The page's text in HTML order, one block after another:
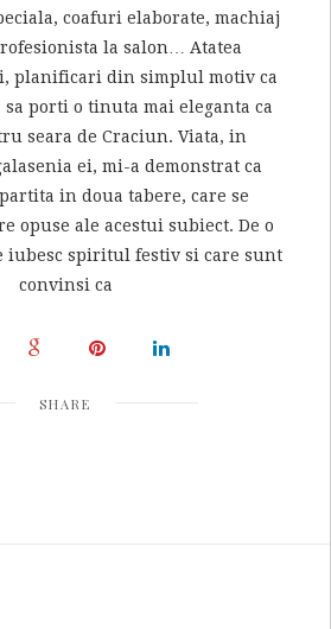
coafuri elaborate, machiaj
la salon… Atatea
planificari din simplul motiv ca
sa porti o tinuta mai eleganta ca
seara de Craciun. Viata, in
ei, mi-a demonstrat ca
in doua tabere, care se
opuse ale acestui subiect. De o
iubesc spiritul festiv si care sunt
convinsi ca
SHARE